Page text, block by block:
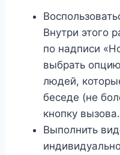
Внутри этого
по надписи
выбрать
людей,
беседе (не
кнопку вызова.
Выполнить